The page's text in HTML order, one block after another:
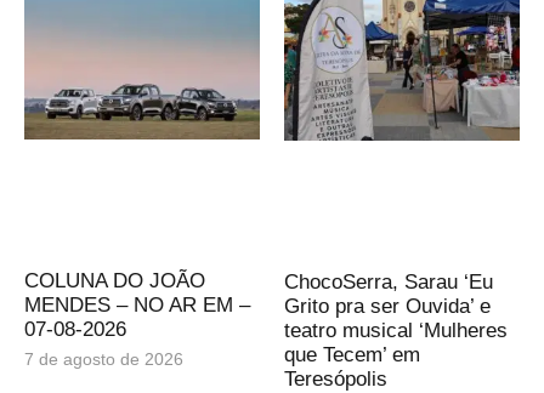
COLUNA DO JOÃO
MENDES – NO AR EM –
07-08-2026
7 de agosto de 2026
ChocoSerra, Sarau ‘Eu
Grito pra ser Ouvida’ e
teatro musical ‘Mulheres
que Tecem’ em
Teresópolis